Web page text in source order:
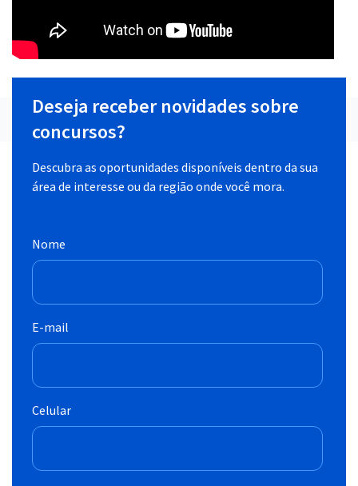
Deseja receber novidades sobre
concursos?
Descubra as oportunidades disponíveis dentro da sua
área de interesse ou da região onde você mora.
Nome
E-mail
Celular